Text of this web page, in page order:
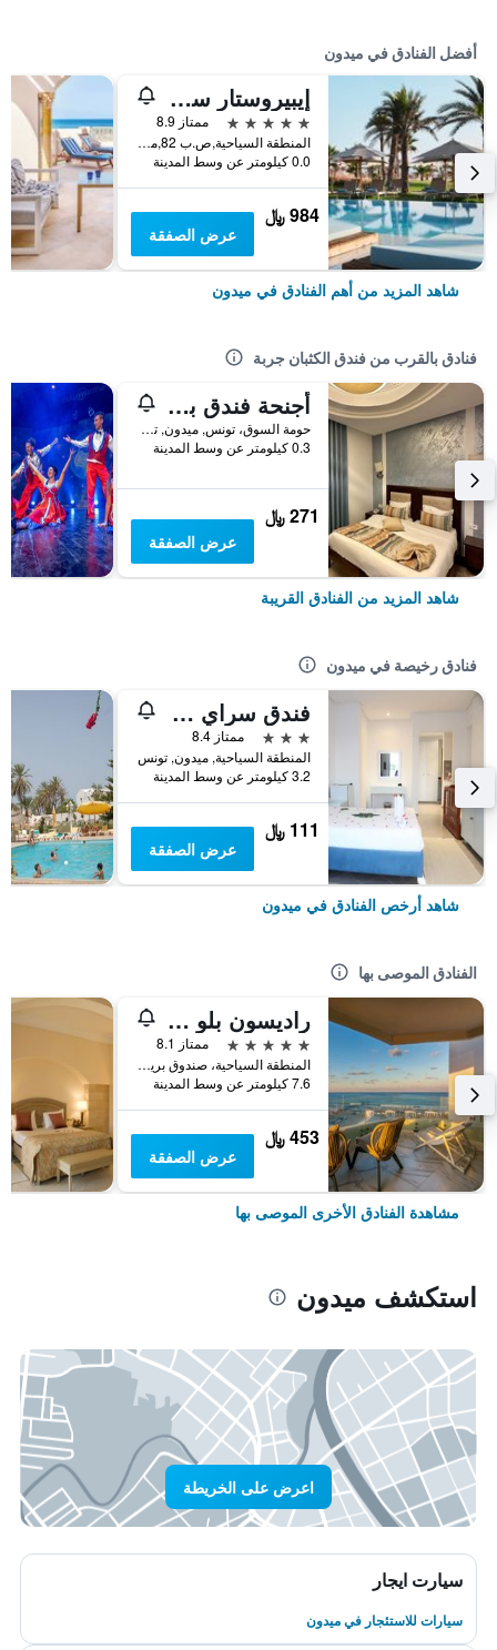
أفضل الفنادق في ميدون
إيبيروستار سيلكشن إيوليا جربة
5 نجوم
ممتاز 8.9
المنطقة السياحية,ص.ب 82,ميدون, تونس, ميدون, تونس
0.0 كيلومتر عن وسط المدينة
984 ﷼
عرض الصفقة
شاهد المزيد من أهم الفنادق في ميدون
فنادق بالقرب من فندق الكثبان جربة
أجنحة فندق بالم جربة
حومة السوق، تونس‎, ميدون, تونس
0.3 كيلومتر عن وسط المدينة
271 ﷼
عرض الصفقة
شاهد المزيد من الفنادق القريبة
فنادق رخيصة في ميدون
فندق سراي جربة
3 نجوم
ممتاز 8.4
المنطقة السياحية, ميدون, تونس
3.2 كيلومتر عن وسط المدينة
111 ﷼
عرض الصفقة
شاهد أرخص الفنادق في ميدون
الفنادق الموصى بها
راديسون بلو أثيني بالاس ريزورت آند ثالاسو، جربة
5 نجوم
ممتاز 8.1
المنطقة السياحية، صندوق بريد 712, ميدون, تونس
7.6 كيلومتر عن وسط المدينة
453 ﷼
عرض الصفقة
مشاهدة الفنادق الأخرى الموصى بها
استكشف ميدون
اعرض على الخريطة
سيارت ايجار
سيارات للاستئجار في ميدون